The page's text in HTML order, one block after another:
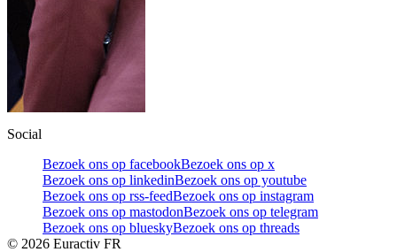
Social
Bezoek ons op facebookBezoek ons op x
Bezoek ons op linkedinBezoek ons op youtube
Bezoek ons op rss-feedBezoek ons op instagram
Bezoek ons op mastodonBezoek ons op telegram
Bezoek ons op blueskyBezoek ons op threads
© 2026 Euractiv FR